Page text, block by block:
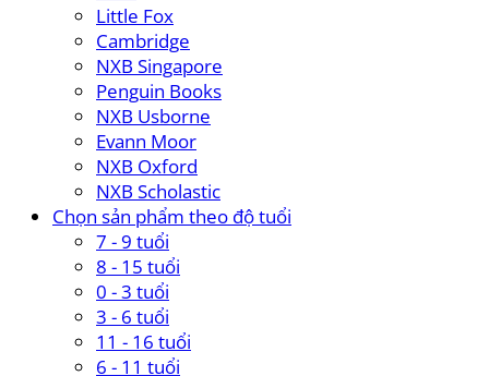
Little Fox
Cambridge
NXB Singapore
Penguin Books
NXB Usborne
Evann Moor
NXB Oxford
NXB Scholastic
Chọn sản phẩm theo độ tuổi
7 - 9 tuổi
8 - 15 tuổi
0 - 3 tuổi
3 - 6 tuổi
11 - 16 tuổi
6 - 11 tuổi